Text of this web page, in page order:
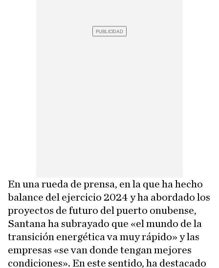
En una rueda de prensa, en la que ha hecho
balance del ejercicio 2024 y ha abordado los
proyectos de futuro del puerto onubense,
Santana ha subrayado que «el mundo de la
transición energética va muy rápido» y las
empresas «se van donde tengan mejores
condiciones». En este sentido, ha destacado